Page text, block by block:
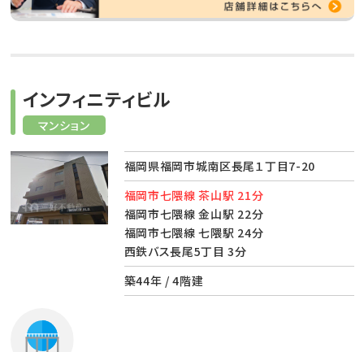
マンション
インフィニティビル
福岡県福岡市城南区長尾１丁目7-20
福岡市七隈線 茶山駅 21分
福岡市七隈線 金山駅 22分
福岡市七隈線 七隈駅 24分
西鉄バス長尾5丁目 3分
築44年 / 4階建